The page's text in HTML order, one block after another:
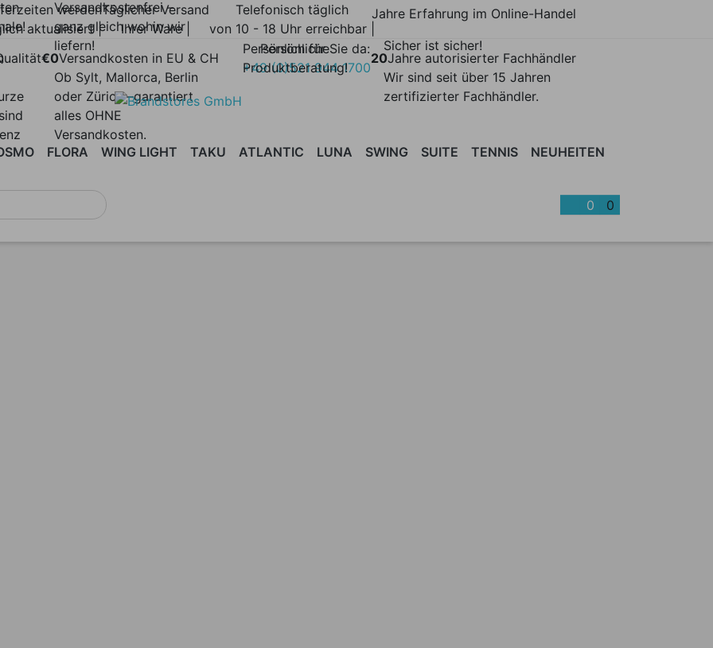
werden
aktualisiert |
Täglicher Versand
Ihrer Ware |
Telefonisch täglich
von 10 - 18 Uhr erreichbar |
€0Versandkosten in EU & CH
Versandkostenfrei –
ganz gleich wohin wir
liefern!
Ob Sylt, Mallorca, Berlin
oder Zürich –garantiert
alles OHNE
Versandkosten.
Persönlich für Sie da:
+49 (0)521 944 1700
Persönliche
Produktberatung!
20Jahre autorisierter Fachhändler
Jahre Erfahrung im Online-Handel
Sicher ist sicher!
Wir sind seit über 15 Jahren
zertifizierter Fachhändler.
| DAYBEDS
FLORA WING LIGHT TAKU ATLANTIC LUNA SWING SUITE TENNIS NEUHEITEN
0 0